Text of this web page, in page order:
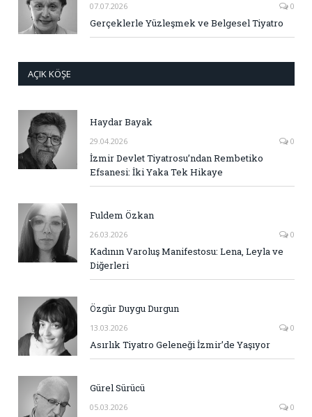
07.07.2026 0
Gerçeklerle Yüzleşmek ve Belgesel Tiyatro
AÇIK KÖŞE
Haydar Bayak
29.04.2026 0
İzmir Devlet Tiyatrosu’ndan Rembetiko
Efsanesi: İki Yaka Tek Hikaye
Fuldem Özkan
26.03.2026 0
Kadının Varoluş Manifestosu: Lena, Leyla ve
Diğerleri
Özgür Duygu Durgun
13.03.2026 0
Asırlık Tiyatro Geleneği İzmir’de Yaşıyor
Gürel Sürücü
05.03.2026 0